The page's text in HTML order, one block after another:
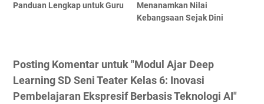
Panduan Lengkap untuk Guru
Menanamkan Nilai
Kebangsaan Sejak Dini
Posting Komentar untuk "Modul Ajar Deep
Learning SD Seni Teater Kelas 6: Inovasi
Pembelajaran Ekspresif Berbasis Teknologi AI"